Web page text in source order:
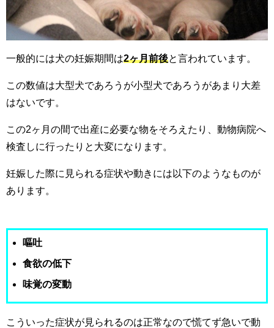
一般的には犬の妊娠期間は2ヶ月前後と言われています。
この数値は大型犬であろうが小型犬であろうがあまり大差
はないです。
この2ヶ月の間で出産に必要な物をそろえたり、動物病院へ
検査しに行ったりと大変になります。
妊娠した際に見られる症状や動きには以下のようなものが
あります。
嘔吐
食欲の低下
味覚の変動
こういった症状が見られるのは正常なので慌てず急いで動